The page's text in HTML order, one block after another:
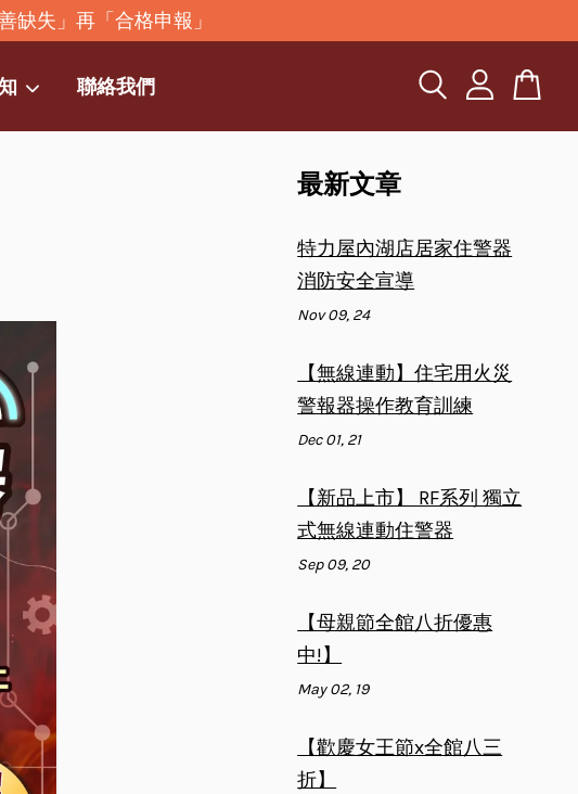
缺失」再「合格申報」
聯絡我們
最新文章
特力屋內湖店居家住警器
消防安全宣導
Nov 09, 24
【無線連動】住宅用火災
警報器操作教育訓練
Dec 01, 21
【新品上市】 RF系列 獨立
式無線連動住警器
Sep 09, 20
【母親節全館八折優惠
中!】
May 02, 19
【歡慶女王節x全館八三
折】